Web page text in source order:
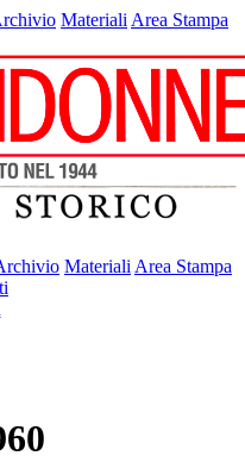
Materiali Area Stampa
Materiali Area Stampa